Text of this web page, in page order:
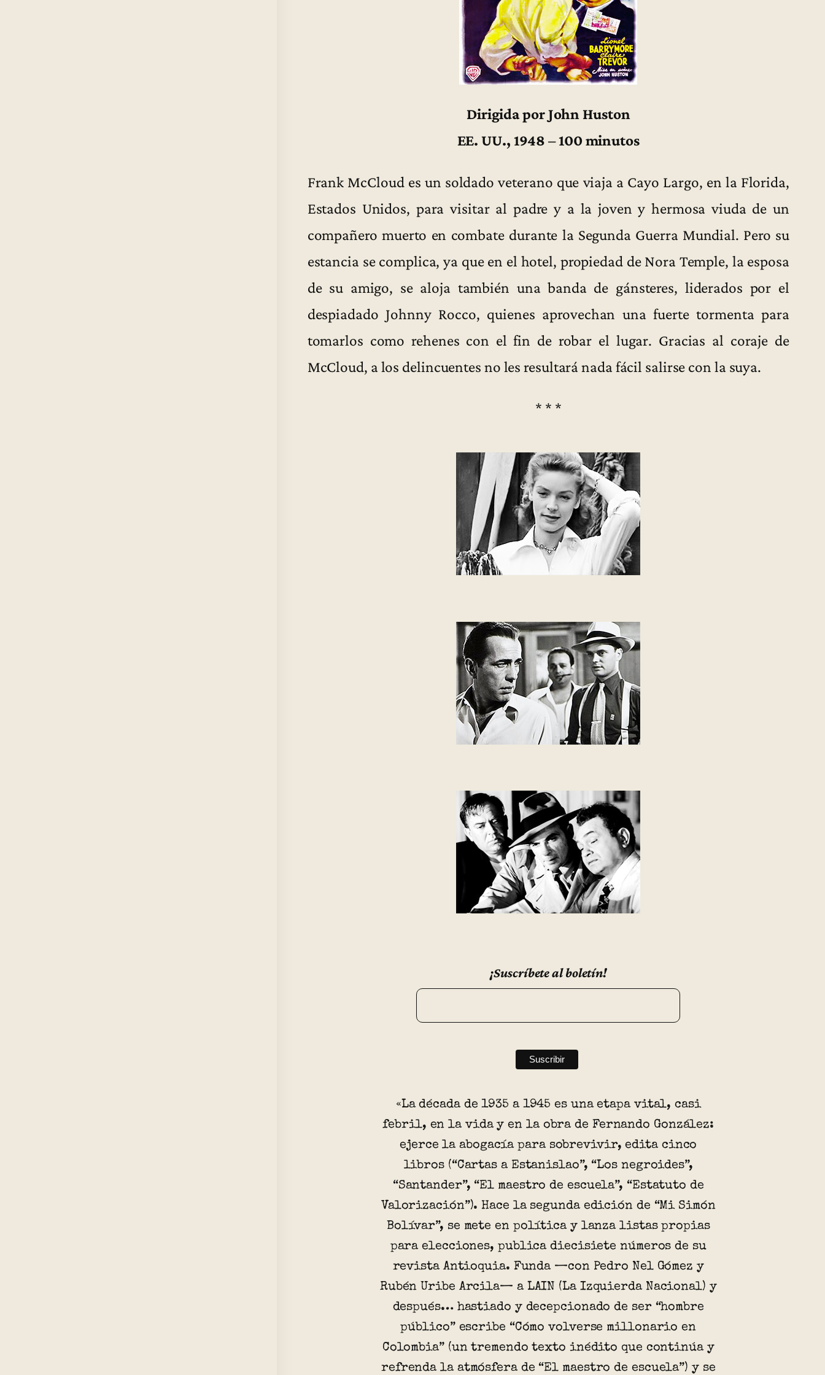
Dirigida por John Huston
EE. UU., 1948 – 100 minutos
Frank McCloud es un soldado veterano que viaja a Cayo Largo, en la Florida,
Estados Unidos, para visitar al padre y a la joven y hermosa viuda de un
compañero muerto en combate durante la Segunda Guerra Mundial. Pero su
estancia se complica, ya que en el hotel, propiedad de Nora Temple, la esposa
de su amigo, se aloja también una banda de gánsteres, liderados por el
despiadado Johnny Rocco, quienes aprovechan una fuerte tormenta para
tomarlos como rehenes con el fin de robar el lugar. Gracias al coraje de
McCloud, a los delincuentes no les resultará nada fácil salirse con la suya.
* * *
¡Suscríbete al boletín!
«La década de 1935 a 1945 es una etapa vital, casi
febril, en la vida y en la obra de Fernando González:
ejerce la abogacía para sobrevivir, edita cinco
libros (“Cartas a Estanislao”, “Los negroides”,
“Santander”, “El maestro de escuela”, “Estatuto de
Valorización”). Hace la segunda edición de “Mi Simón
Bolívar”, se mete en política y lanza listas propias
para elecciones, publica diecisiete números de su
revista Antioquia. Funda —con Pedro Nel Gómez y
Rubén Uribe Arcila— a LAIN (La Izquierda Nacional) y
después… hastiado y decepcionado de ser “hombre
público” escribe “Cómo volverse millonario en
Colombia” (un tremendo texto inédito que continúa y
refrenda la atmósfera de “El maestro de escuela”) y se